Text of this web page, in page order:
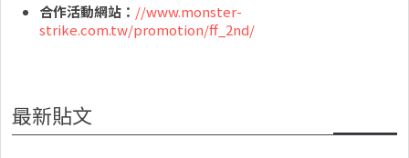
合作活動網站： //www.monster-
strike.com.tw/promotion/ff_2nd/
最新貼文